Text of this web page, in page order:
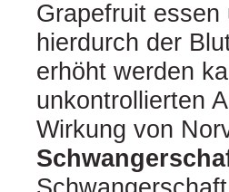
Grapefruit
hierdurch der
erhöht werden
unkontrollierten
Wirkung von